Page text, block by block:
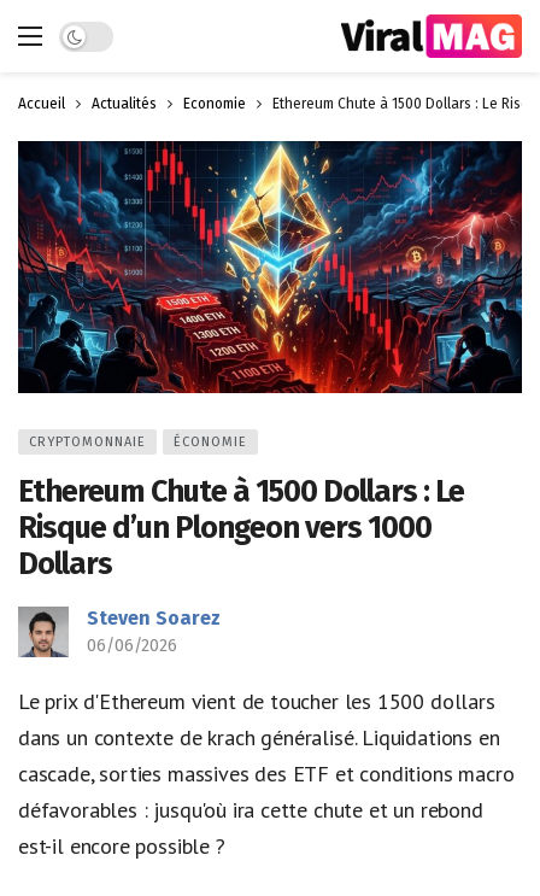
Dark mode
Accueil Actualités Économie Ethereum Chute à 1500 Dollars : Le
CRYPTOMONNAIE ÉCONOMIE
Ethereum Chute à 1500 Dollars : Le
Risque d’un Plongeon vers 1000
Dollars
Steven Soarez
06/06/2026
Le prix d'Ethereum vient de toucher les 1500 dollars
dans un contexte de krach généralisé. Liquidations en
cascade, sorties massives des ETF et conditions macro
défavorables : jusqu'où ira cette chute et un rebond
est-il encore possible ?